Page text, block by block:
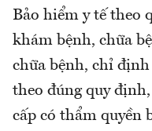
Bảo hiểm y tế theo
khám bệnh, chữa
chữa bệnh, chỉ
theo đúng quy
cấp có thẩm quyền